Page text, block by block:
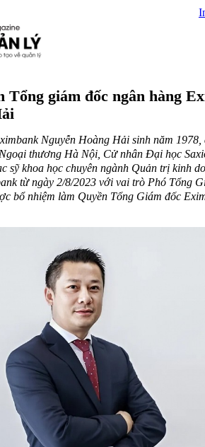
Tổng giám đốc ngân hàng
Nguyễn Hoàng Hải sinh năm
thương Hà Nội, Cử nhân Đại học
sỹ khoa học chuyên ngành Quản trị kinh
từ ngày 2/8/2023 với vai trò Phó Tổng
bổ nhiệm làm Quyền Tổng Giám đốc